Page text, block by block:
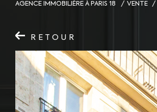
AGENCE IMMOBILIÈRE À PARIS 18 VENTE
RETOUR